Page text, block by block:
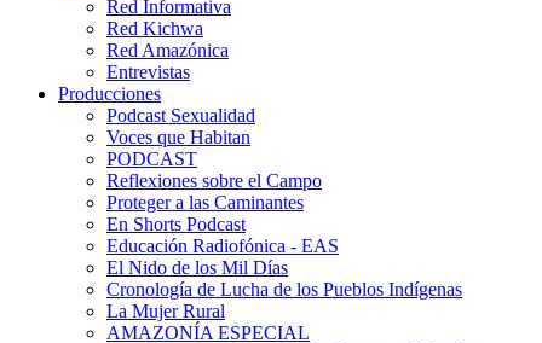
Red Informativa
Red Kichwa
Red Amazónica
Entrevistas
Producciones
Podcast Sexualidad
Voces que Habitan
PODCAST
Reflexiones sobre el Campo
Proteger a las Caminantes
En Shorts Podcast
Educación Radiofónica - EAS
El Nido de los Mil Días
Cronología de Lucha de los Pueblos Indígenas
La Mujer Rural
AMAZONÍA ESPECIAL